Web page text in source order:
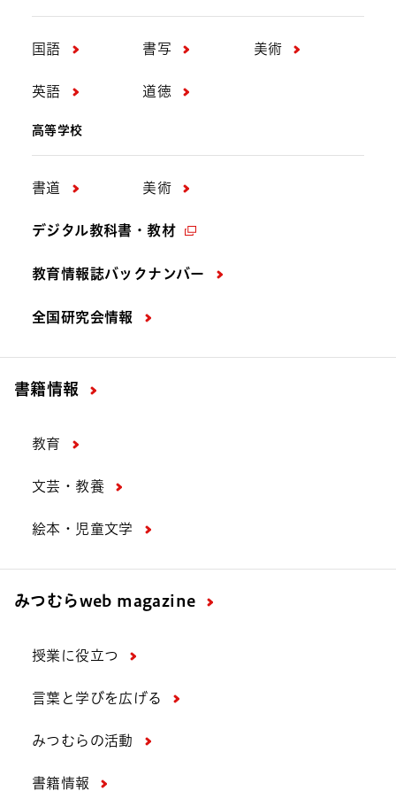
国語 書写 美術
英語 道徳
高等学校
書道 美術
デジタル教科書・教材
教育情報誌バックナンバー
全国研究会情報
書籍情報
教育
文芸・教養
絵本・児童文学
みつむらweb magazine
授業に役立つ
言葉と学びを広げる
みつむらの活動
書籍情報